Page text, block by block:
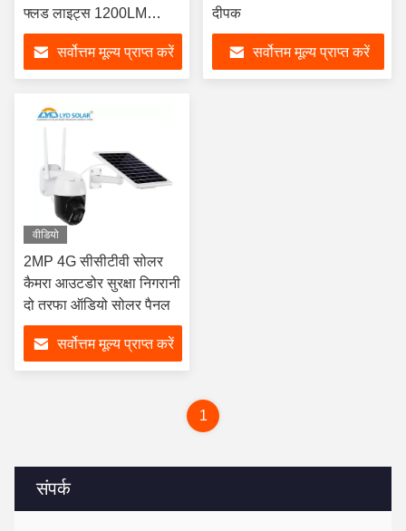
संपर्क
फ्लड लाइट्स 1200LM
बिजली मुफ़्त
सर्वोत्तम मूल्य प्राप्त करें
दीपक
सर्वोत्तम मूल्य प्राप्त करें
वीडियो
2MP 4G सीसीटीवी सोलर
कैमरा आउटडोर सुरक्षा निगरानी
दो तरफा ऑडियो सोलर पैनल
सर्वोत्तम मूल्य प्राप्त करें
1